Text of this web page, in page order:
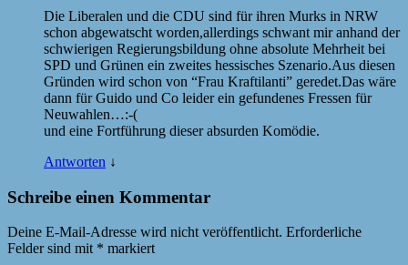
Die Liberalen und die CDU sind für ihren Murks in NRW
schon abgewatscht worden,allerdings schwant mir anhand der
schwierigen Regierungsbildung ohne absolute Mehrheit bei
SPD und Grünen ein zweites hessisches Szenario.Aus diesen
Gründen wird schon von “Frau Kraftilanti” geredet.Das wäre
dann für Guido und Co leider ein gefundenes Fressen für
Neuwahlen…:-(
und eine Fortführung dieser absurden Komödie.
Antworten ↓
Schreibe einen Kommentar
Deine E-Mail-Adresse wird nicht veröffentlicht. Erforderliche
Felder sind mit * markiert